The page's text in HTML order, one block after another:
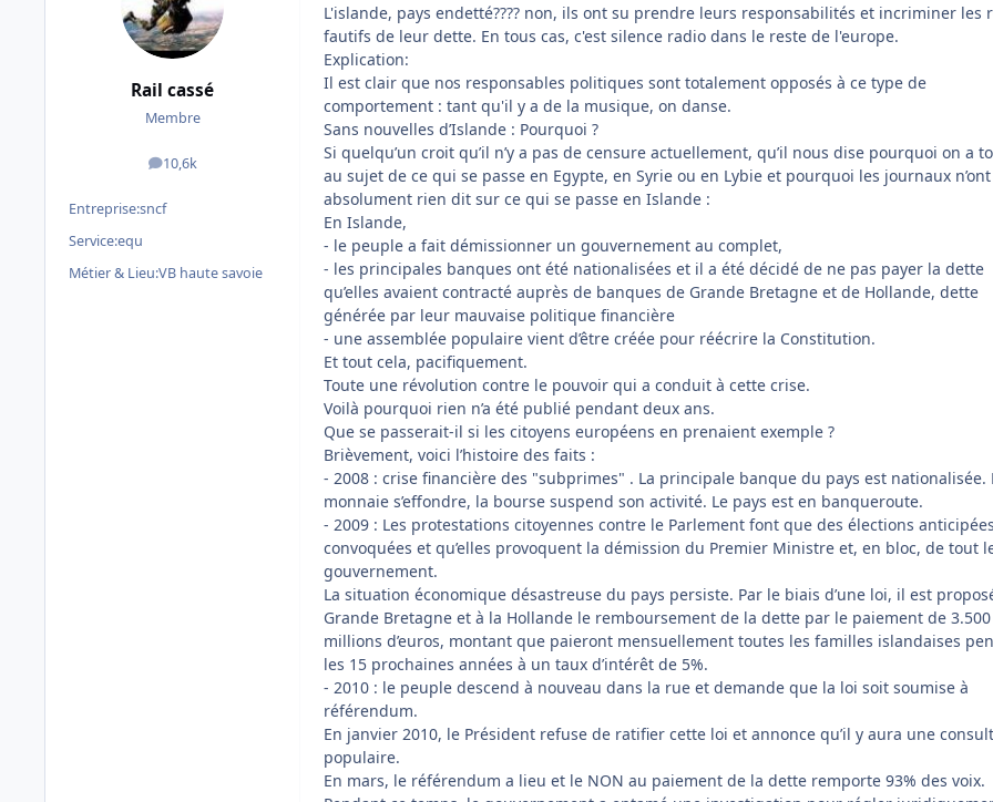
Rail cassé
Membre
10,6k
messages
Entreprise:sncf
Service:equ
Métier & Lieu:VB haute savoie
L'islande, pays endetté???? non, ils ont su prendre leurs responsabilités et incriminer les
fautifs de leur dette. En tous cas, c'est silence radio dans le reste de l'europe.
Explication:
Il est clair que nos responsables politiques sont totalement opposés à ce type de
comportement : tant qu'il y a de la musique, on danse.
Sans nouvelles d’Islande : Pourquoi ?
Si quelqu’un croit qu’il n’y a pas de censure actuellement, qu’il nous dise pourquoi on a
au sujet de ce qui se passe en Egypte, en Syrie ou en Lybie et pourquoi les journaux n’ont
absolument rien dit sur ce qui se passe en Islande :
En Islande,
- le peuple a fait démissionner un gouvernement au complet,
- les principales banques ont été nationalisées et il a été décidé de ne pas payer la dette
qu’elles avaient contracté auprès de banques de Grande Bretagne et de Hollande, dette
générée par leur mauvaise politique financière
- une assemblée populaire vient d’être créée pour réécrire la Constitution.
Et tout cela, pacifiquement.
Toute une révolution contre le pouvoir qui a conduit à cette crise.
Voilà pourquoi rien n’a été publié pendant deux ans.
Que se passerait-il si les citoyens européens en prenaient exemple ?
Brièvement, voici l’histoire des faits :
- 2008 : crise financière des "subprimes" . La principale banque du pays est nationalisée.
monnaie s’effondre, la bourse suspend son activité. Le pays est en banqueroute.
- 2009 : Les protestations citoyennes contre le Parlement font que des élections
convoquées et qu’elles provoquent la démission du Premier Ministre et, en bloc, de tout
gouvernement.
La situation économique désastreuse du pays persiste. Par le biais d’une loi, il est
Grande Bretagne et à la Hollande le remboursement de la dette par le paiement de 3.500
millions d’euros, montant que paieront mensuellement toutes les familles islandaises
les 15 prochaines années à un taux d’intérêt de 5%.
- 2010 : le peuple descend à nouveau dans la rue et demande que la loi soit soumise à
référendum.
En janvier 2010, le Président refuse de ratifier cette loi et annonce qu’il y aura une
populaire.
En mars, le référendum a lieu et le NON au paiement de la dette remporte 93% des voix.